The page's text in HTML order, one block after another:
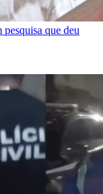
que deu